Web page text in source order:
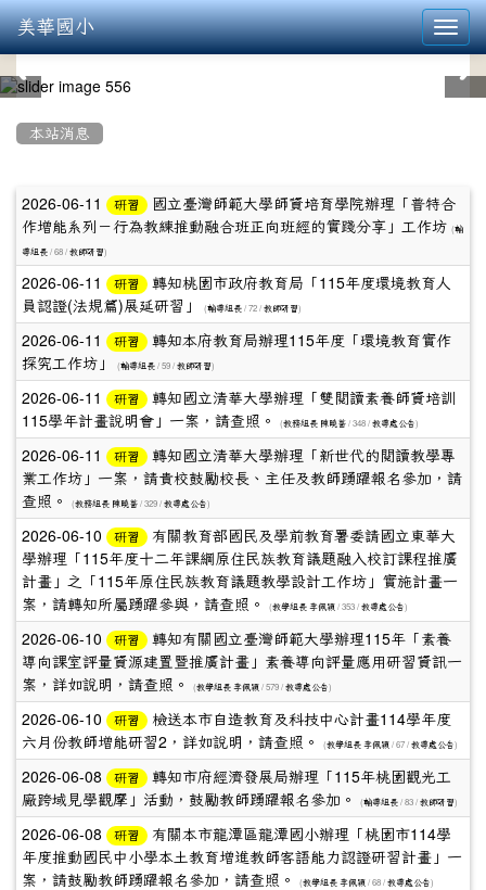
美華國小
本站消息
文
章
列
表
2026-06-11 研習
國立臺灣師範大學師資培育學院辦理「普特合
作增能系列－行為教練推動融合班正向班經的實踐分享」工作坊 (輔
導組長 / 68 / 教師研習)
2026-06-11 研習
轉知桃園市政府教育局「115年度環境教育人
員認證(法規篇)展延研習」
(輔導組長 / 72 / 教師研習)
2026-06-11 研習
轉知本府教育局辦理115年度「環境教育實作
探究工作坊」
(輔導組長 / 59 / 教師研習)
2026-06-11 研習
轉知國立清華大學辦理「雙閱讀素養師資培訓
115學年計畫說明會」一案，請查照。
(教務組長 陳曉薔 / 348 / 教導處公告)
2026-06-11 研習
轉知國立清華大學辦理「新世代的閱讀教學專
業工作坊」一案，請貴校鼓勵校長、主任及教師踴躍報名參加，請
查照。
(教務組長 陳曉薔 / 329 / 教導處公告)
2026-06-10 研習
有關教育部國民及學前教育署委請國立東華大
學辦理「115年度十二年課綱原住民族教育議題融入校訂課程推廣
計畫」之「115年原住民族教育議題教學設計工作坊」實施計畫一
案，請轉知所屬踴躍參與，請查照。
(教學組長 李佩穎 / 353 / 教導處公告)
2026-06-10 研習
轉知有關國立臺灣師範大學辦理115年「素養
導向課室評量資源建置暨推廣計畫」素養導向評量應用研習資訊一
案，詳如說明，請查照。
(教學組長 李佩穎 / 579 / 教導處公告)
2026-06-10 研習
檢送本市自造教育及科技中心計畫114學年度
六月份教師增能研習2，詳如說明，請查照。
(教學組長 李佩穎 / 67 / 教導處公告)
2026-06-08 研習
轉知市府經濟發展局辦理「115年桃園觀光工
廠跨域見學觀摩」活動，鼓勵教師踴躍報名參加。
(輔導組長 / 83 / 教師研習)
2026-06-08 研習
有關本市龍潭區龍潭國小辦理「桃園市114學
年度推動國民中小學本土教育增進教師客語能力認證研習計畫」一
案，請鼓勵教師踴躍報名參加，請查照。
(教學組長 李佩穎 / 68 / 教導處公告)